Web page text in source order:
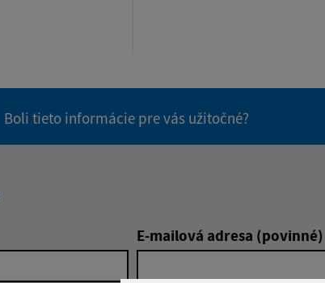
Boli tieto informácie pre vás užitočné?
E-mailová adresa (povinné)